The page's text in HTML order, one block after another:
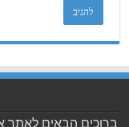
ברוכים הבאים לאתר